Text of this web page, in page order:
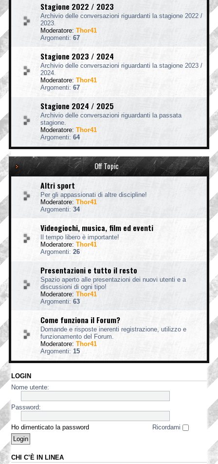
Stagione 2022 / 2023
Archivio delle conversazioni riguardanti la stagione 2022 /
2023.
Moderatore: Thor41
Argomenti: 67
Stagione 2023 / 2024
Archivio delle conversazioni riguardanti la stagione 2023 /
2024.
Moderatore: Thor41
Argomenti: 67
Stagione 2024 / 2025
Archivio delle conversazioni riguardanti la passata
stagione.
Moderatore: Thor41
Argomenti: 64
Off Topic
Altri sport
Per gli appassionati di altre discipline!
Moderatore: Thor41
Argomenti: 34
Videogiochi, musica, film ed eventi
Il tempo libero è importante!
Moderatore: Thor41
Argomenti: 26
Presentazioni e tutto il resto
Spazio aperto alle presentazioni dei nuovi utenti e a
discussioni di ogni tipo!
Moderatore: Thor41
Argomenti: 63
Come funziona il Forum?
Domande e risposte inerenti registrazione, utilizzo e
funzionamento del Forum.
Moderatore: Thor41
Argomenti: 15
LOGIN
Nome utente:
Password:
Ho dimenticato la password Ricordami
CHI C’È IN LINEA